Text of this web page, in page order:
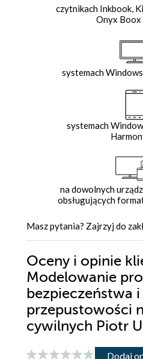
czytnikach Inkbook,
Onyx Boox
systemach
systemach
na dowolnych
obsługujących
Masz pytania? Zajrzyj do
Oceny i opinie
Modelowanie
bezpieczeństwa i
przepustowości
cywilnych Piotr
Dodaj